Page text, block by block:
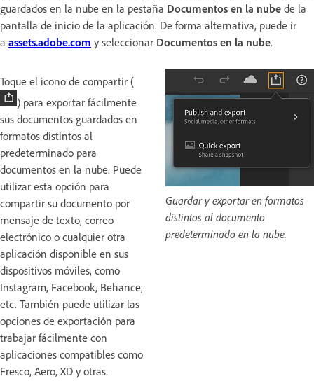
guardados en la nube en la pestaña Documentos en la nube de la
pantalla de inicio de la aplicación. De forma alternativa, puede ir
a assets.adobe.com y seleccionar Documentos en la nube.
Guardar y exportar en formatos
distintos al documento
predeterminado en la nube.
Toque el icono de compartir (
) para exportar fácilmente
sus documentos guardados en
formatos distintos al
predeterminado para
documentos en la nube. Puede
utilizar esta opción para
compartir su documento por
mensaje de texto, correo
electrónico o cualquier otra
aplicación disponible en sus
dispositivos móviles, como
Instagram, Facebook, Behance,
etc. También puede utilizar las
opciones de exportación para
trabajar fácilmente con
aplicaciones compatibles como
Fresco, Aero, XD y otras.